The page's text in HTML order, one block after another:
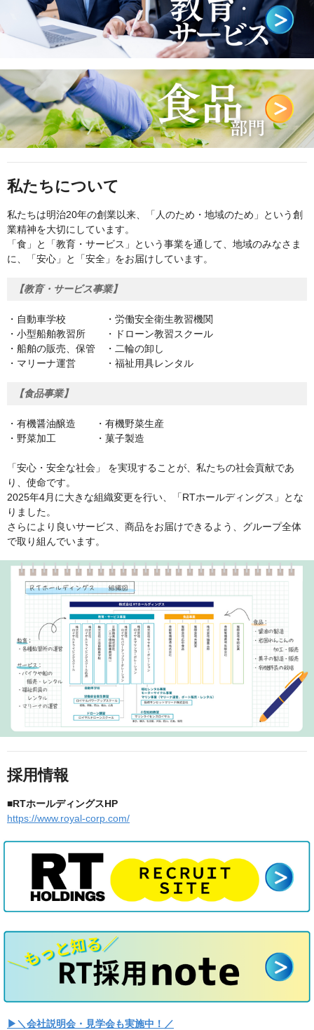
私たちについて
私たちは明治20年の創業以来、「人のため・地域のため」という創
業精神を大切にしています。
「食」と「教育・サービス」という事業を通して、地域のみなさま
に、「安心」と「安全」をお届けしています。
【教育・サービス事業】
・自動車学校 ・労働安全衛生教習機関
・小型船舶教習所 ・ドローン教習スクール
・船舶の販売、保管 ・二輪の卸し
・マリーナ運営 ・福祉用具レンタル
【食品事業】
・有機醤油醸造 ・有機野菜生産
・野菜加工 ・菓子製造
「安心・安全な社会」 を実現することが、私たちの社会貢献であ
り、使命です。
2025年4月に大きな組織変更を行い、「RTホールディングス」とな
りました。
さらにより良いサービス、商品をお届けできるよう、グループ全体
で取り組んでいます。
採用情報
■RTホールディングスHP
https://www.royal-corp.com/
▶＼会社説明会・見学会も実施中！／